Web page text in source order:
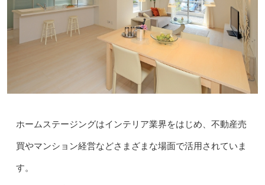
ホームステージングはインテリア業界をはじめ、不動産売
買やマンション経営などさまざまな場面で活用されていま
す。